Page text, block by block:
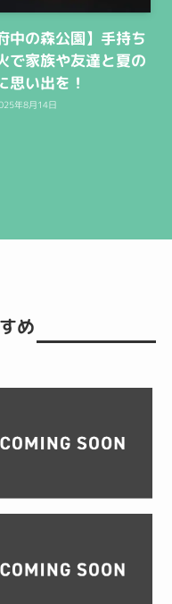
中の森公園】手持ち
で家族や友達と夏の
思い出を！
年8月14日
め